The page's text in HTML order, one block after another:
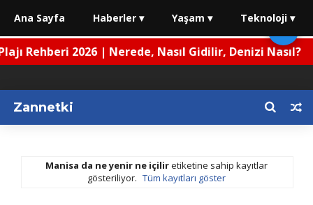
Rehberi 2026 | Nerede, Nasıl Gidilir, Denizi Nasıl?
Zannetki
Manisa da ne yenir ne içiliretiketine sahip kayıtlar
gösteriliyor. Tüm kayıtları göster
Ana Sayfa Haberler ▾ Yaşam ▾ Teknoloji ▾